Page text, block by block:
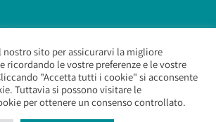
nostro sito per assicurarvi la migliore
ricordando le vostre preferenze e le vostre
"Accetta tutti i cookie" si acconsente
Tuttavia si possono visitare le
per ottenere un consenso controllato.